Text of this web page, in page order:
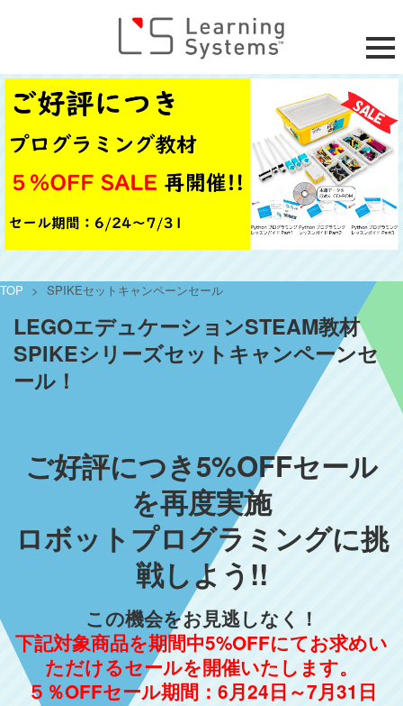
TOP > SPIKEセットキャンペーンセール
LEGOエデュケーションSTEAM教材
SPIKEシリーズセットキャンペーンセ
ール！
ご好評につき5%OFFセール
を再度実施
ロボットプログラミングに挑
戦しよう!!
この機会をお見逃しなく！
下記対象商品を期間中5%OFFにてお求めい
ただけるセールを開催いたします。
５％OFFセール期間：6月24日～7月31日